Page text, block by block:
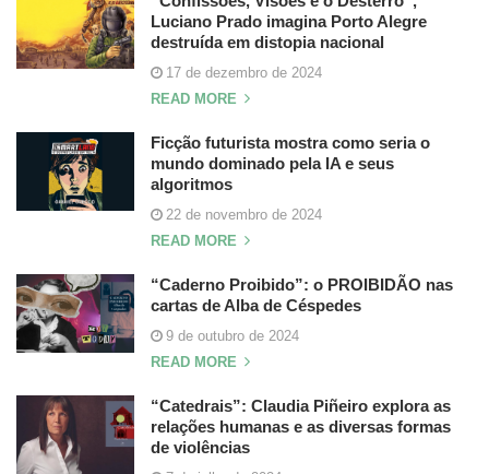
Luciano Prado imagina Porto Alegre
destruída em distopia nacional
17 de dezembro de 2024
READ MORE
Ficção futurista mostra como seria o
mundo dominado pela IA e seus
algoritmos
22 de novembro de 2024
READ MORE
“Caderno Proibido”: o PROIBIDÃO nas
cartas de Alba de Céspedes
9 de outubro de 2024
READ MORE
“Catedrais”: Claudia Piñeiro explora as
relações humanas e as diversas formas
de violências